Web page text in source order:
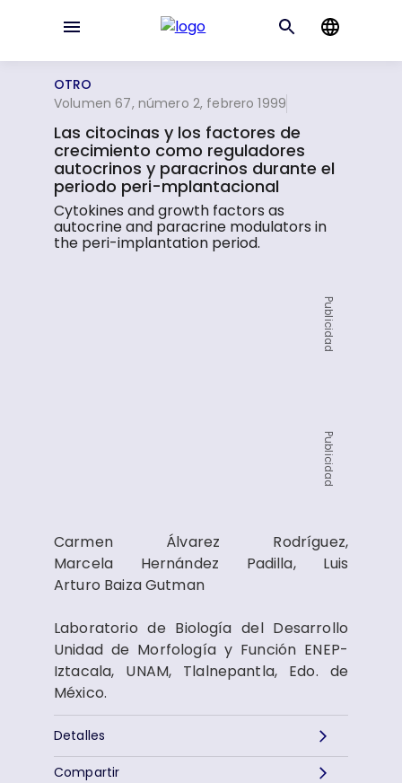
OTRO
Volumen 67, número 2, febrero 1999
Las citocinas y los factores de
crecimiento como reguladores
autocrinos y paracrinos durante el
periodo peri-mplantacional
Cytokines and growth factors as
autocrine and paracrine modulators in
the peri-implantation period.
Publicidad
Publicidad
Carmen Álvarez Rodríguez,
Marcela Hernández Padilla, Luis
Arturo Baiza Gutman
Laboratorio de Biología del Desarrollo
Unidad de Morfología y Función ENEP-
Iztacala, UNAM, Tlalnepantla, Edo. de
México.
Detalles
Compartir